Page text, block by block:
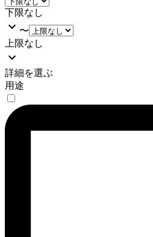
下限なし
〜
上限なし
詳細を選ぶ
用途